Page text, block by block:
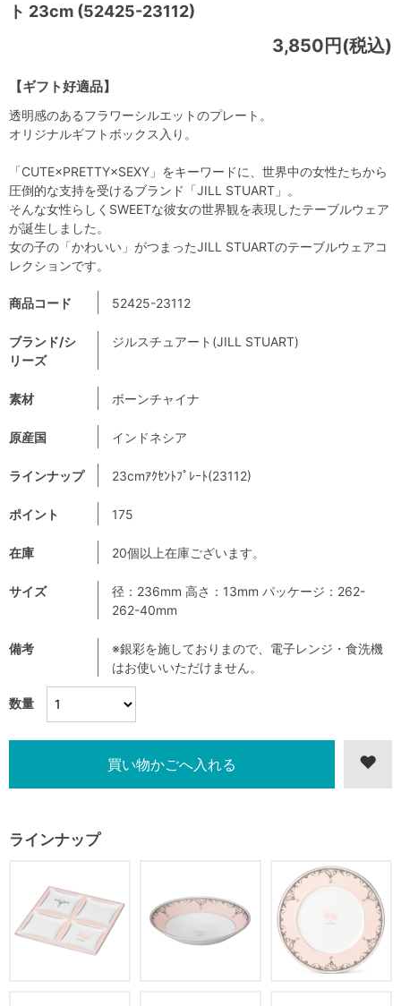
ト 23cm (52425-23112)
【ギフト好適品】
3,850円(税込)
数量
商品コード 52425-23112
ブランド/シ
リーズ
ジルスチュアート(JILL STUART)
素材 ボーンチャイナ
原産国 インドネシア
ラインナップ 23cmｱｸｾﾝﾄﾌﾟﾚｰﾄ(23112)
ポイント 175
在庫 20個以上在庫ございます。
サイズ
径：236mm 高さ：13mm パッケージ：262-
262-40mm
備考
※銀彩を施しておりまので、電子レンジ・食洗機
はお使いいただけません。
ラインナップ
透明感のあるフラワーシルエットのプレート。
オリジナルギフトボックス入り。
「CUTE×PRETTY×SEXY」をキーワードに、世界中の女性たちから
圧倒的な支持を受けるブランド「JILL STUART」。
そんな女性らしくSWEETな彼女の世界観を表現したテーブルウェア
が誕生しました。
女の子の「かわいい」がつまったJILL STUARTのテーブルウェアコ
レクションです。